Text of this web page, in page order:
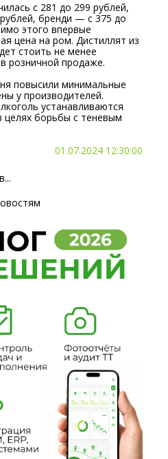
с 281 до 299 рублей,
бренди — с 375 до
этого впервые
цена на ром. Дистиллят из
стоить не менее
розничной продаже.
повысили минимальные
у производителей.
устанавливаются
борьбы с теневым
01.07.2024 12:30:00